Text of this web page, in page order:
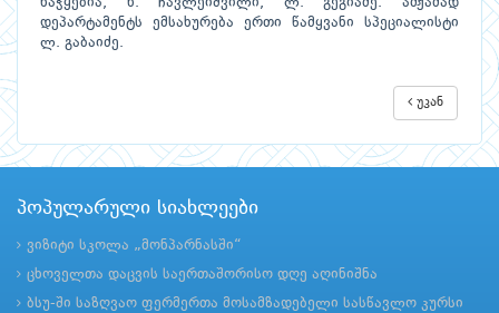
ნაჭყებია, ნ. ჩავლეიშვილი, ლ. გეგიაძე. ამჟამად
დეპარტამენტს ემსახურება ერთი წამყვანი სპეციალისტი
ლ. გაბაიძე.
უკან
პოპულარული სიახლეები
ვიზიტი სკოლა „მონპარნასში“
ცხოველთა დაცვის საერთაშორისო დღე აღინიშნა
ბსუ-ში საზღვაო ფერმერთა მოსამზადებელი სასწავლო კურსი